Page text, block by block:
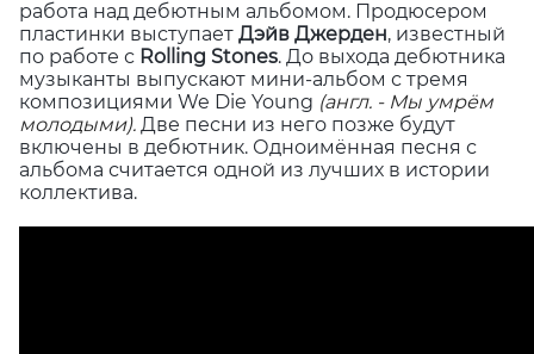
работа над дебютным альбомом. Продюсером
пластинки выступает Дэйв Джерден, известный
по работе с Rolling Stones. До выхода дебютника
музыканты выпускают мини-альбом с тремя
композициями We Die Young (англ. - Мы умрём
молодыми). Две песни из него позже будут
включены в дебютник. Одноимённая песня с
альбома считается одной из лучших в истории
коллектива.